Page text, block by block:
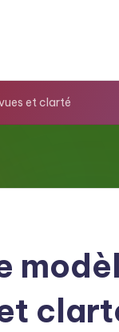
et clarté